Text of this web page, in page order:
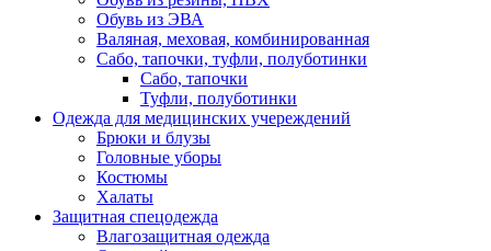
Обувь из ЭВА
Валяная, меховая, комбинированная
Сабо, тапочки, туфли, полуботинки
Сабо, тапочки
Туфли, полуботинки
Одежда для медицинских учереждений
Брюки и блузы
Головные уборы
Костюмы
Халаты
Защитная спецодежда
Влагозащитная одежда